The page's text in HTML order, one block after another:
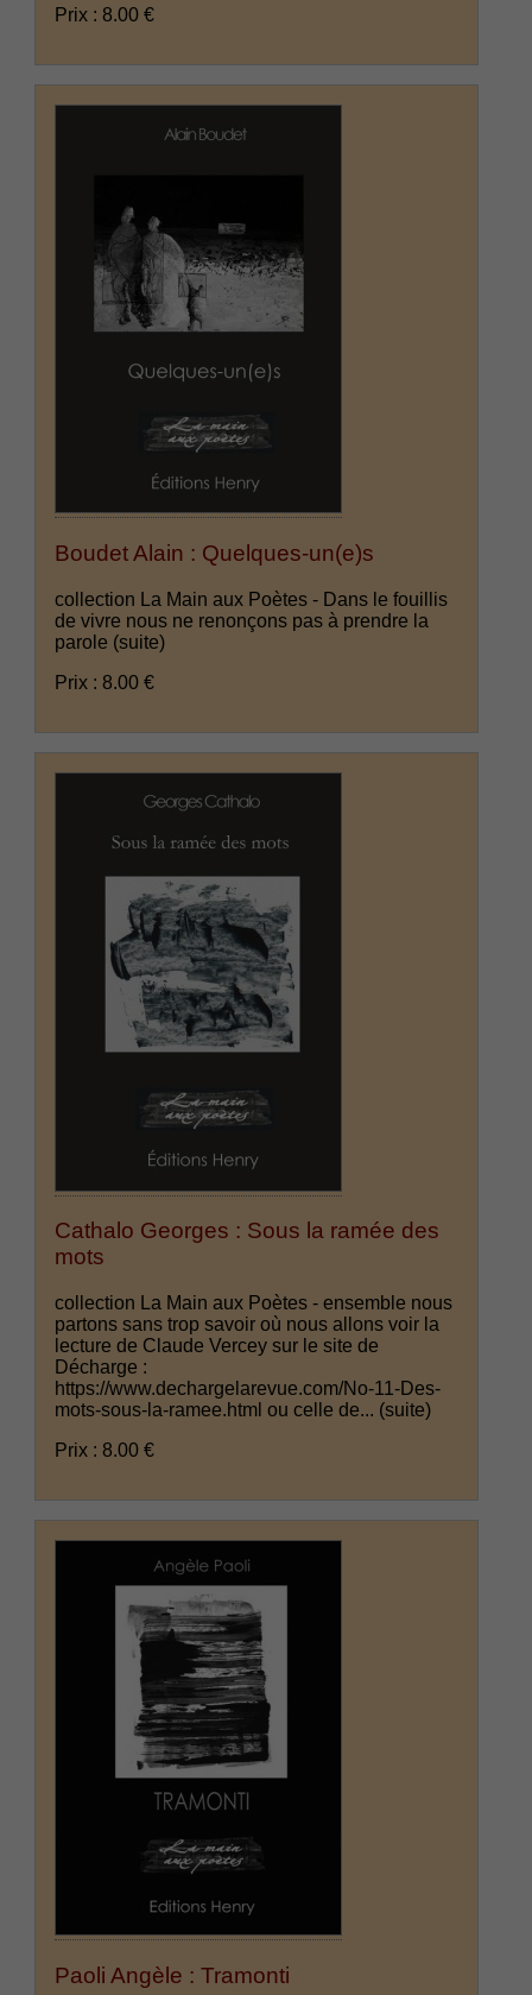
Prix : 8.00 €
Boudet Alain : Quelques-un(e)s
collection La Main aux Poètes - Dans le fouillis
de vivre nous ne renonçons pas à prendre la
parole (suite)
Prix : 8.00 €
Cathalo Georges : Sous la ramée des
mots
collection La Main aux Poètes - ensemble nous
partons sans trop savoir où nous allons voir la
lecture de Claude Vercey sur le site de
Décharge :
https://www.dechargelarevue.com/No-11-Des-
mots-sous-la-ramee.html ou celle de... (suite)
Prix : 8.00 €
Paoli Angèle : Tramonti